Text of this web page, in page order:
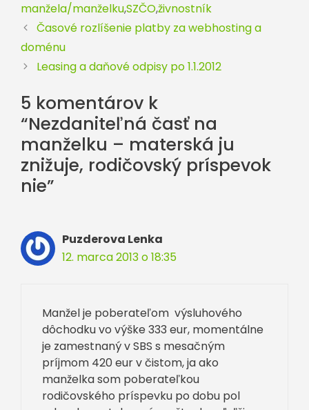
manžela/manželku,SZČO,živnostník
Časové rozlíšenie platby za webhosting a
doménu
Leasing a daňové odpisy po 1.1.2012
5 komentárov k
“Nezdaniteľná časť na
manželku – materská ju
znižuje, rodičovský príspevok
nie”
Puzderova Lenka
12. marca 2013 o 18:35
Manžel je poberateľom výsluhového
dôchodku vo výške 333 eur, momentálne
je zamestnaný v SBS s mesačným
príjmom 420 eur v čistom, ja ako
manželka som poberateľkou
rodičovského príspevku po dobu pol